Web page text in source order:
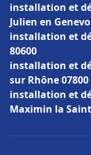
installation et
Julien en
installation et
80600
installation et
sur Rhône 07800
installation et
Maximin la